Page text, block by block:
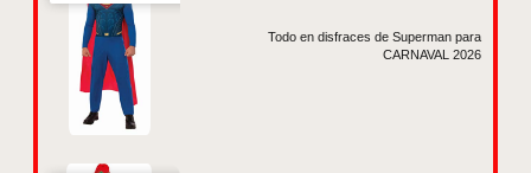
Todo en disfraces de Superman para
CARNAVAL 2026